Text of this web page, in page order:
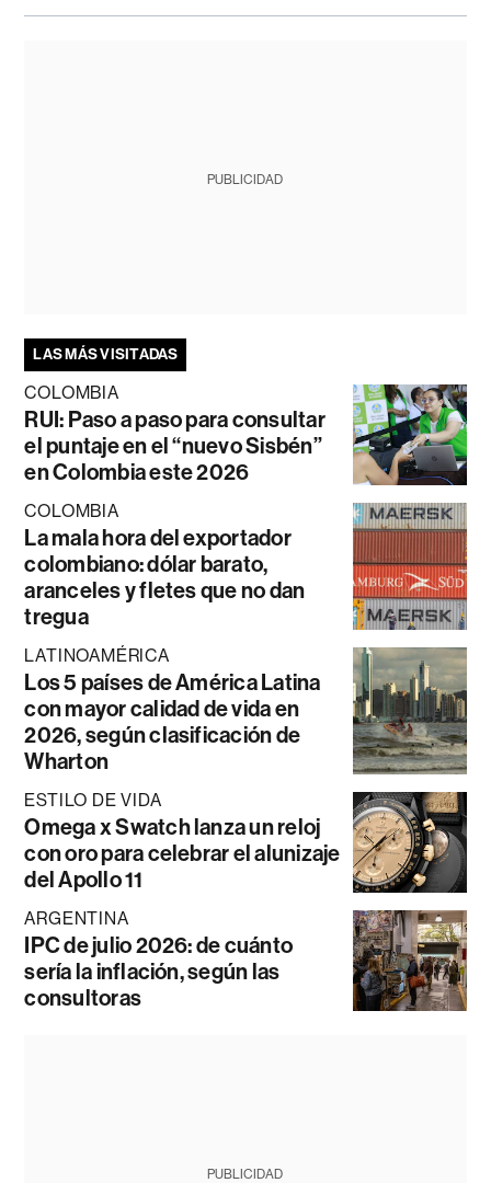
PUBLICIDAD
LAS MÁS VISITADAS
COLOMBIA
RUI: Paso a paso para consultar
el puntaje en el “nuevo Sisbén”
en Colombia este 2026
COLOMBIA
La mala hora del exportador
colombiano: dólar barato,
aranceles y fletes que no dan
tregua
LATINOAMÉRICA
Los 5 países de América Latina
con mayor calidad de vida en
2026, según clasificación de
Wharton
ESTILO DE VIDA
Omega x Swatch lanza un reloj
con oro para celebrar el alunizaje
del Apollo 11
ARGENTINA
IPC de julio 2026: de cuánto
sería la inflación, según las
consultoras
PUBLICIDAD